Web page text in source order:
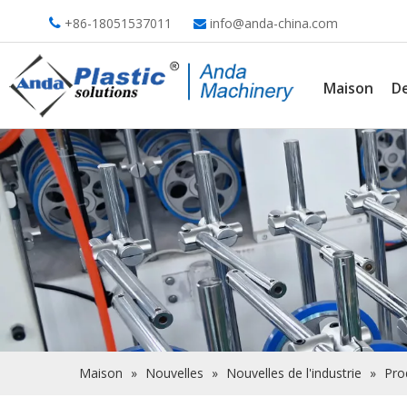
 +86-18051537011  info@anda-china.com
Maison
Maison » Nouvelles » Nouvelles de l'industrie »